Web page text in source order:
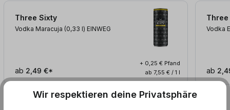
Three Sixty
Vodka Maracuja (0,33 l) EINWEG
ab 2,49 €*
+ 0,25 € Pfand
ab 7,55 € / 1 l
Vodka
ab
Wir respektieren deine Privatsphäre